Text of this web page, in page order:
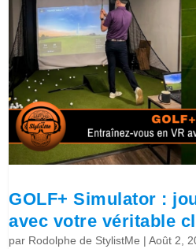
GOLF+ Simulator :
avec votre véritable
par Rodolphe de StylistMe |Août 2,